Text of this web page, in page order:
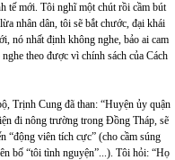
tế mới. Tôi nghĩ một chút rồi cầm bút
nhân dân, tôi sẽ bắt chước, đại khái
nó nhất định không nghe, bảo ai cam
theo được vì chính sách của Cách
Trịnh Cung đã than: “Huyện ủy quận
đi nông trường trong Đồng Tháp, sẽ
“động viên tích cực” (cho cầm súng
bố “tôi tình nguyện”...). Tôi hỏi: “Họ